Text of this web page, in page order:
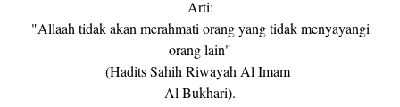
Arti:
"Allaah tidak akan merahmati orang yang tidak menyayangi
orang lain"
(Hadits Sahih Riwayah Al Imam
Al Bukhari).